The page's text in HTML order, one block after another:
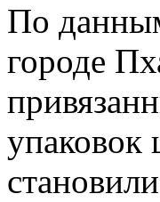
По
городе
упаковок